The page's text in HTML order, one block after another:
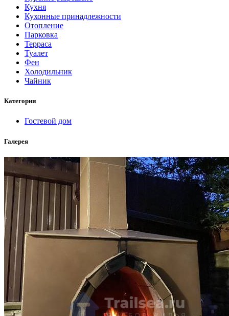
Кухня
Кухонные принадлежности
Отопление
Парковка
Терраса
Туалет
Фен
Холодильник
Чайник
Категории
Гостевой дом
Галерея